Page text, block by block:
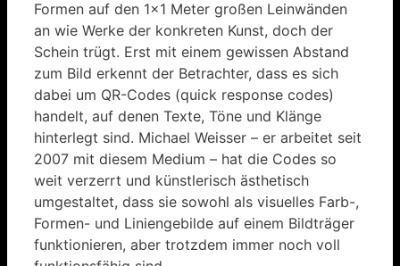
Formen auf den 1×1 Meter großen Leinwänden
an wie Werke der konkreten Kunst, doch der
Schein trügt. Erst mit einem gewissen Abstand
zum Bild erkennt der Betrachter, dass es sich
dabei um QR-Codes (quick response codes)
handelt, auf denen Texte, Töne und Klänge
hinterlegt sind. Michael Weisser – er arbeitet seit
2007 mit diesem Medium – hat die Codes so
weit verzerrt und künstlerisch ästhetisch
umgestaltet, dass sie sowohl als visuelles Farb-,
Formen- und Liniengebilde auf einem Bildträger
funktionieren, aber trotzdem immer noch voll